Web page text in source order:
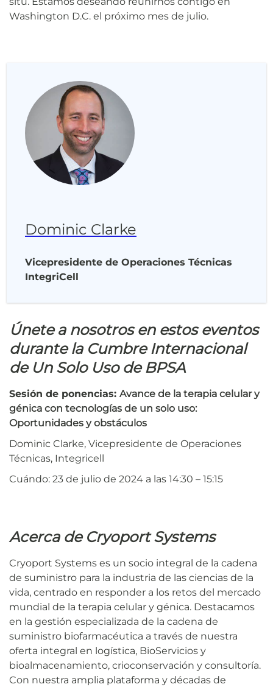
Washington D.C. el próximo mes de julio.
Dominic Clarke
Vicepresidente de Operaciones Técnicas
IntegriCell
Únete a nosotros en estos eventos
durante la Cumbre Internacional
de Un Solo Uso de BPSA
Sesión de ponencias: Avance de la terapia celular y
génica con tecnologías de un solo uso:
Oportunidades y obstáculos
Dominic Clarke, Vicepresidente de Operaciones
Técnicas, Integricell
Cuándo: 23 de julio de 2024 a las 14:30 – 15:15
Acerca de Cryoport Systems
Cryoport Systems es un socio integral de la cadena
de suministro para la industria de las ciencias de la
vida, centrado en responder a los retos del mercado
mundial de la terapia celular y génica. Destacamos
en la gestión especializada de la cadena de
suministro biofarmacéutica a través de nuestra
oferta integral en logística, BioServicios y
bioalmacenamiento, crioconservación y consultoría.
Con nuestra amplia plataforma y décadas de